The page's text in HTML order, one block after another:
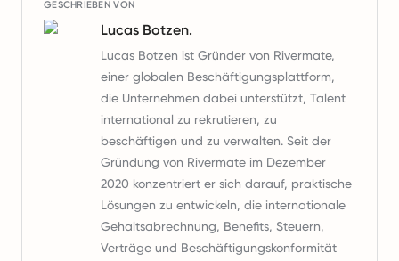
GESCHRIEBEN VON
Lucas Botzen.
Lucas Botzen ist Gründer von Rivermate,
einer globalen Beschäftigungsplattform,
die Unternehmen dabei unterstützt, Talent
international zu rekrutieren, zu
beschäftigen und zu verwalten. Seit der
Gründung von Rivermate im Dezember
2020 konzentriert er sich darauf, praktische
Lösungen zu entwickeln, die internationale
Gehaltsabrechnung, Benefits, Steuern,
Verträge und Beschäftigungskonformität